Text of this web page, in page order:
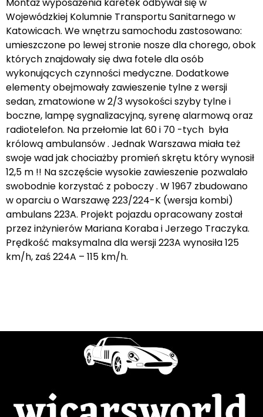
Wojewódzkiej Kolumnie Transportu Sanitarnego w
Katowicach. We wnętrzu samochodu zastosowano:
umieszczone po lewej stronie nosze dla chorego, obok
których znajdowały się dwa fotele dla osób
wykonujących czynności medyczne. Dodatkowe
elementy obejmowały zawieszenie tylne z wersji
sedan, zmatowione w 2/3 wysokości szyby tylne i
boczne, lampę sygnalizacyjną, syrenę alarmową oraz
radiotelefon. Na przełomie lat 60 i 70 -tych była
królową ambulansów . Jednak Warszawa miała też
swoje wad jak chociażby promień skrętu który wynosił
12,5 m !! Na szczęście wysokie zawieszenie pozwalało
swobodnie korzystać z poboczy . W 1967 zbudowano
w oparciu o Warszawę 223/224-K (wersja kombi)
ambulans 223A. Projekt pojazdu opracowany został
przez inżynierów Mariana Koraba i Jerzego Traczyka.
Prędkość maksymalna dla wersji 223A wynosiła 125
km/h, zaś 224A – 115 km/h.